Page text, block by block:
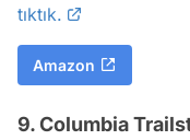
tıktık.
Amazon
9. Columbia